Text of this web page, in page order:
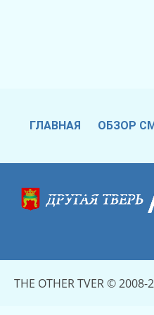
ГЛАВНАЯ ОБЗОР
THE OTHER TVER ©